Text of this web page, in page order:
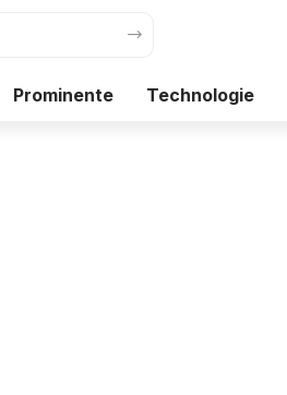
Prominente Technologie